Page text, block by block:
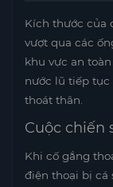
Kích thước của
vượt qua các
khu vực an
nước lũ tiếp tục
thoát thân.
Cuộc chiến
Khi cố gắng
điện thoại bị cá